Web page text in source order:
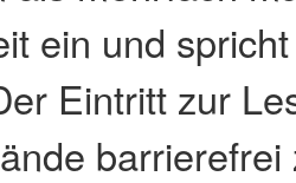
ein und
Eintritt zur